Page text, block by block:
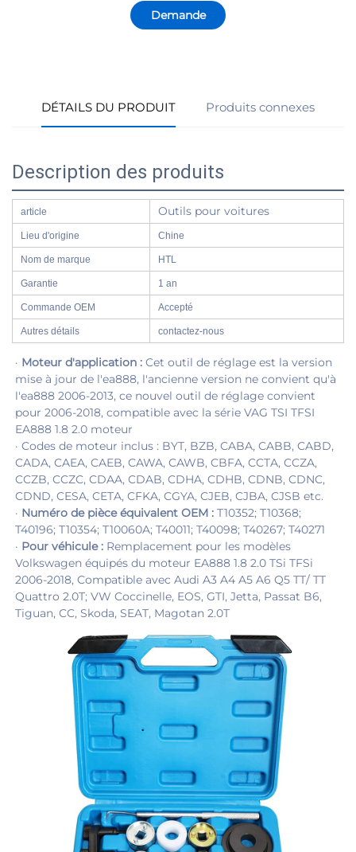
Demande
DÉTAILS DU PRODUIT Produits connexes
Description des produits
article Outils pour voitures
Lieu d'origine Chine
Nom de marque HTL
Garantie 1 an
Commande OEM Accepté
Autres détails contactez-nous
· Moteur d'application : Cet outil de réglage est la version
mise à jour de l'ea888, l'ancienne version ne convient qu'à
l'ea888 2006-2013, ce nouvel outil de réglage convient
pour 2006-2018, compatible avec la série VAG TSI TFSI
EA888 1.8 2.0 moteur
· Codes de moteur inclus : BYT, BZB, CABA, CABB, CABD,
CADA, CAEA, CAEB, CAWA, CAWB, CBFA, CCTA, CCZA,
CCZB, CCZC, CDAA, CDAB, CDHA, CDHB, CDNB, CDNC,
CDND, CESA, CETA, CFKA, CGYA, CJEB, CJBA, CJSB etc.
· Numéro de pièce équivalent OEM : T10352; T10368;
T40196; T10354; T10060A; T40011; T40098; T40267; T40271
· Pour véhicule : Remplacement pour les modèles
Volkswagen équipés du moteur EA888 1.8 2.0 TSi TFSi
2006-2018, Compatible avec Audi A3 A4 A5 A6 Q5 TT/ TT
Quattro 2.0T; VW Coccinelle, EOS, GTI, Jetta, Passat B6,
Tiguan, CC, Skoda, SEAT, Magotan 2.0T